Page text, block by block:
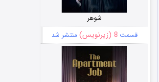
شوهر
قسمت 8 (زیرنویس) منتشر شد